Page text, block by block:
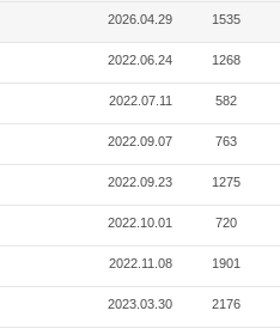
2026.04.29 1535
2022.06.24 1268
2022.07.11 582
2022.09.07 763
2022.09.23 1275
2022.10.01 720
2022.11.08 1901
2023.03.30 2176